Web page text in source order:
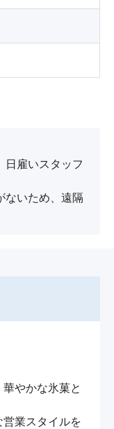
日雇いスタッフ
ないため、遠隔
やかな氷菓と
業スタイルを